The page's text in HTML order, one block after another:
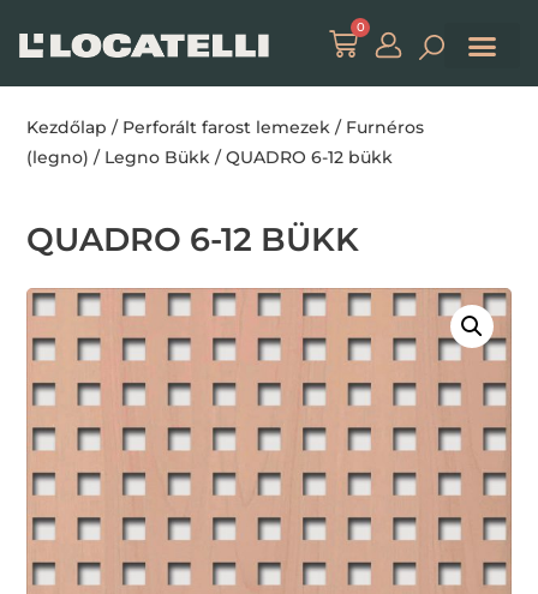
0
Kezdőlap / Perforált farost lemezek / Furnéros
(legno) / Legno Bükk / QUADRO 6-12 bükk
QUADRO 6-12 BÜKK